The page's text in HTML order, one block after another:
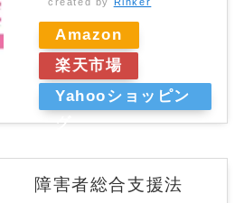
Amazon
楽天市場
Yahooショッピン
グ
障害者総合支援法